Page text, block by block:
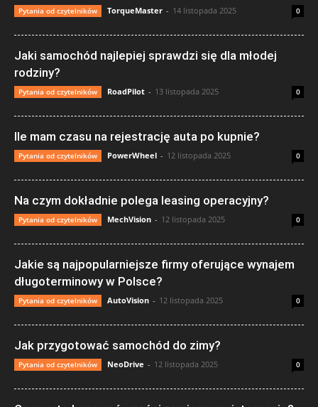
Pytania od czytelników TorqueMaster - 14 listopada 2025 0
Jaki samochód najlepiej sprawdzi się dla młodej
rodziny?
Pytania od czytelników RoadPilot - 13 listopada 2025 0
Ile mam czasu na rejestrację auta po kupnie?
Pytania od czytelników PowerWheel - 12 listopada 2025 0
Na czym dokładnie polega leasing operacyjny?
Pytania od czytelników MechVision - 12 listopada 2025 0
Jakie są najpopularniejsze firmy oferujące wynajem
długoterminowy w Polsce?
Pytania od czytelników AutoVision - 12 listopada 2025 0
Jak przygotować samochód do zimy?
Pytania od czytelników NeoDrive - 12 listopada 2025 0